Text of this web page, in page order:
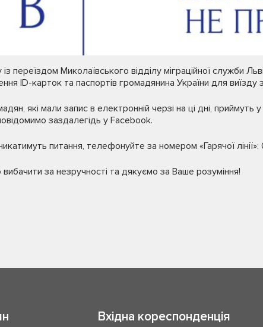
із переїздом Миколаївського відділу міграційної служби
ID-карток та паспортів громадянина України для
які мали запис в електронній черзі на ці дні,
заздалегідь у Facebook.
питання, телефонуйте за номером «Гарячої
за незручності та дякуємо за Ваше розуміння!
Вхідна кореспонденція